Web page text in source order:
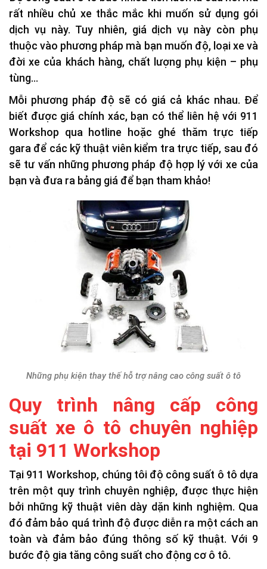
rất nhiều chủ xe thắc mắc khi muốn sử dụng gói
dịch vụ này. Tuy nhiên, giá dịch vụ này còn phụ
thuộc vào phương pháp mà bạn muốn độ, loại xe và
đời xe của khách hàng, chất lượng phụ kiện – phụ
tùng…
Mỗi phương pháp độ sẽ có giá cả khác nhau. Để
biết được giá chính xác, bạn có thể liên hệ với 911
Workshop qua hotline hoặc ghé thăm trực tiếp
gara để các kỹ thuật viên kiểm tra trực tiếp, sau đó
sẽ tư vấn những phương pháp độ hợp lý với xe của
bạn và đưa ra bảng giá để bạn tham khảo!
Những phụ kiện thay thế hỗ trợ nâng cao công suất ô tô
Quy trình nâng cấp công
suất xe ô tô chuyên nghiệp
tại 911 Workshop
Tại 911 Workshop, chúng tôi độ công suất ô tô dựa
trên một quy trình chuyên nghiệp, được thực hiện
bởi những kỹ thuật viên dày dặn kinh nghiệm. Qua
đó đảm bảo quá trình độ được diễn ra một cách an
toàn và đảm bảo đúng thông số kỹ thuật. Với 9
bước độ gia tăng công suất cho động cơ ô tô.